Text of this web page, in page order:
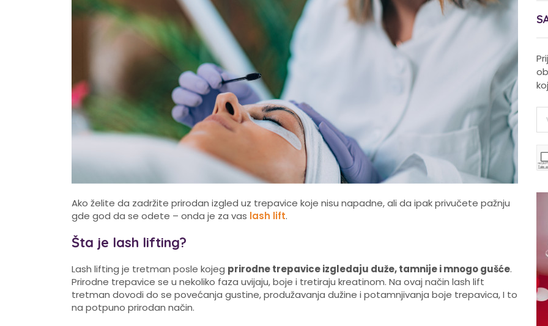
Ako želite da zadržite prirodan izgled uz trepavice koje nisu napadne, ali da ipak privučete pažnju
gde god da se odete – onda je za vas lash lift.
Šta je lash lifting?
Lash lifting je tretman posle kojeg prirodne trepavice izgledaju duže, tamnije i mnogo gušće.
Prirodne trepavice se u nekoliko faza uvijaju, boje i tretiraju kreatinom. Na ovaj način lash lift
tretman dovodi do se povećanja gustine, produžavanja dužine i potamnjivanja boje trepavica, I to
na potpuno prirodan način.